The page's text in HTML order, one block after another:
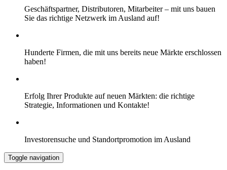
Geschäftspartner, Distributoren, Mitarbeiter – mit uns bauen
Sie das richtige Netzwerk im Ausland auf!
Hunderte Firmen, die mit uns bereits neue Märkte erschlossen
haben!
Erfolg Ihrer Produkte auf neuen Märkten: die richtige
Strategie, Informationen und Kontakte!
Investorensuche und Standortpromotion im Ausland
Toggle navigation